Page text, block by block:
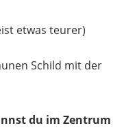
etwas teurer)
Schild mit der
du im Zentrum